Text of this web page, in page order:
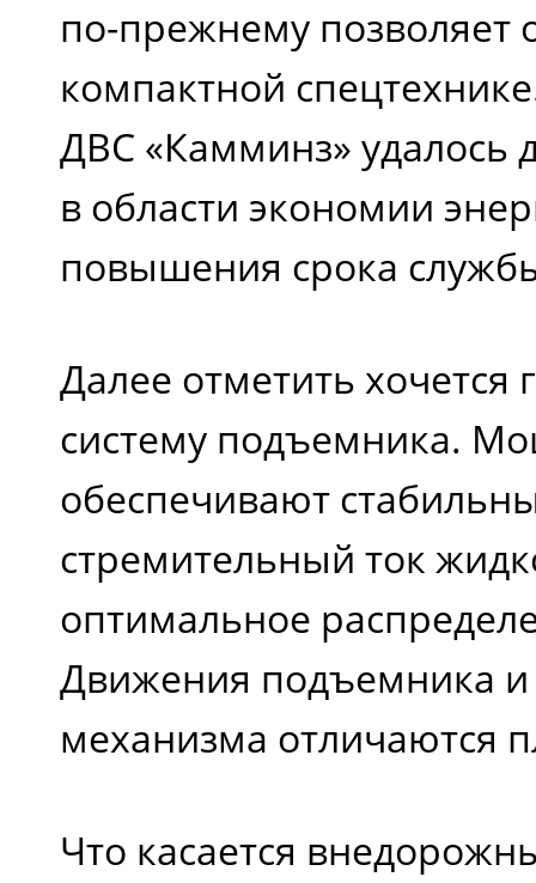
по-прежнему позволяет
компактной
ДВС «Камминз» удалось
в области экономии
повышения срока
Далее отметить хочется
систему подъемника.
обеспечивают
стремительный ток
оптимальное
Движения подъемника
механизма отличаются
Что касается